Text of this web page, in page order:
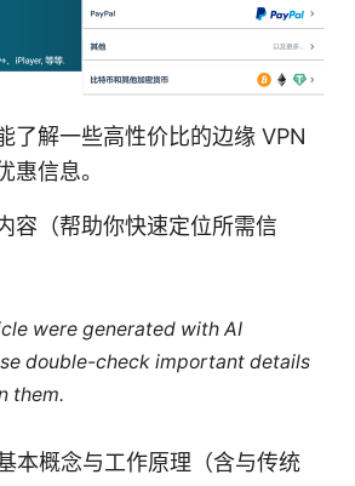
了解一些高性价比的边缘 VPN
惠信息。
容（帮助你快速定位所需信
were generated with AI
double-check important details
them.
本概念与工作原理（含与传统